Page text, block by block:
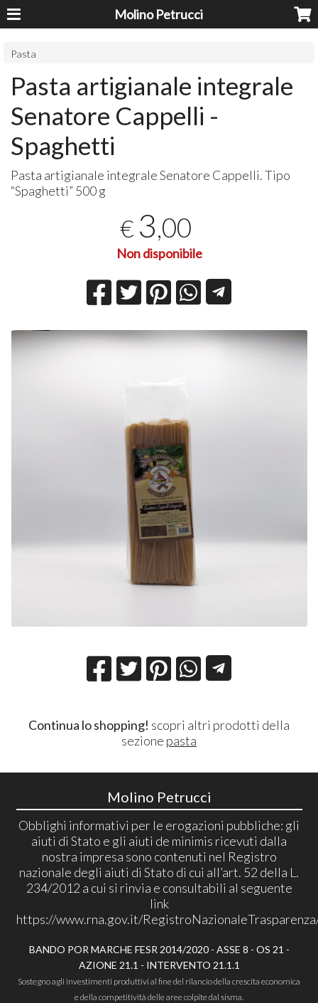
Molino Petrucci
Pasta
Pasta artigianale integrale
Senatore Cappelli -
Spaghetti
Pasta artigianale integrale Senatore Cappelli. Tipo
“Spaghetti” 500 g
€ 3,00
Non disponibile
Continua lo shopping! scopri altri prodotti della
sezione pasta
Molino Petrucci
Obblighi informativi per le erogazioni pubbliche: gli
aiuti di Stato e gli aiuti de minimis ricevuti dalla
nostra impresa sono contenuti nel Registro
nazionale degli aiuti di Stato di cui all’art. 52 della L.
234/2012 a cui si rinvia e consultabili al seguente
link
https://www.rna.gov.it/
BANDO POR MARCHE FESR 2014/2020 - ASSE 8 - OS 21 -
AZIONE 21.1 - INTERVENTO 21.1.1
Sostegno agli investimenti produttivi al fine del rilancio della crescita economica
e della competitività delle aree colpite dal sisma.